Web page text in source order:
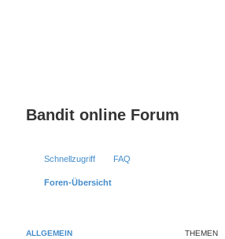
Bandit online Forum
Schnellzugriff FAQ
Foren-Übersicht
ALLGEMEIN THEMEN